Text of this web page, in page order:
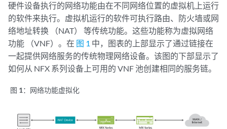
硬件设备执行的网络功能由在不同网络位置的虚拟机上运行
的软件来执行。虚拟机运行的软件可执行路由、防火墙或网
络地址转换 （NAT） 等传统功能。这些功能称为虚拟网络
功能 （VNF）。在 图 1 中，图表的上部显示了通过链接在
一起提供网络服务的传统物理网络设备。该图的下部显示了
如何从 NFX 系列设备上可用的 VNF 池创建相同的服务链。
图 1： 网络功能虚拟化